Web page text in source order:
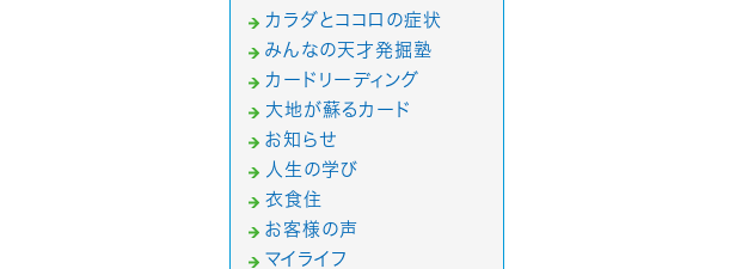
カラダとココロの症状
みんなの天才発掘塾
カードリーディング
大地が蘇るカード
お知らせ
人生の学び
衣食住
お客様の声
マイライフ